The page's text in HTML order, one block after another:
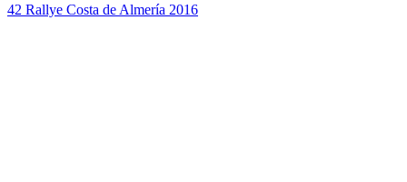
42 Rallye Costa de Almería 2016